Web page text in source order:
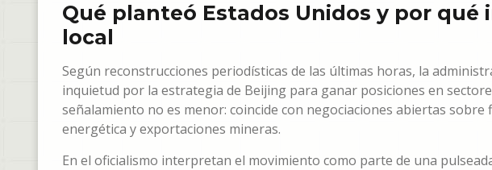
Qué planteó Estados Unidos y por qué
local
Según reconstrucciones periodísticas de las últimas horas, la
inquietud por la estrategia de Beijing para ganar posiciones en
señalamiento no es menor: coincide con negociaciones abiertas
energética y exportaciones mineras.
En el oficialismo interpretan el movimiento como parte de una